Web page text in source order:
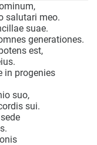
salutari meo.
suae.
generationes.
est,
in progenies
suo,
sui.